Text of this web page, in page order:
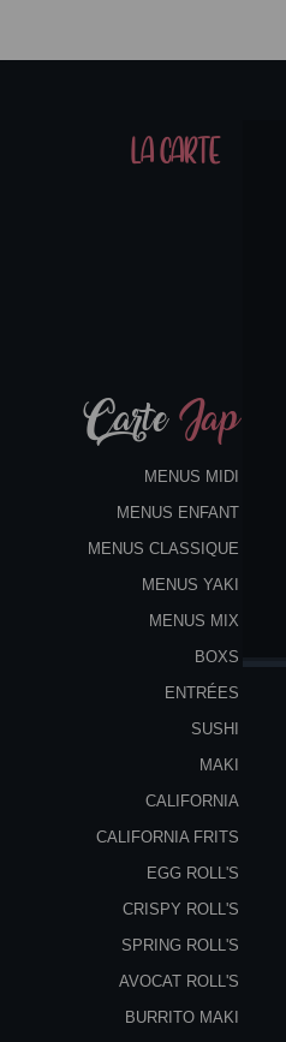
LA CARTE
CarteJap
MENUS MIDI
MENUS ENFANT
MENUS CLASSIQUE
MENUS YAKI
MENUS MIX
BOXS
ENTRÉES
SUSHI
MAKI
CALIFORNIA
CALIFORNIA FRITS
EGG ROLL'S
CRISPY ROLL'S
SPRING ROLL'S
AVOCAT ROLL'S
BURRITO MAKI